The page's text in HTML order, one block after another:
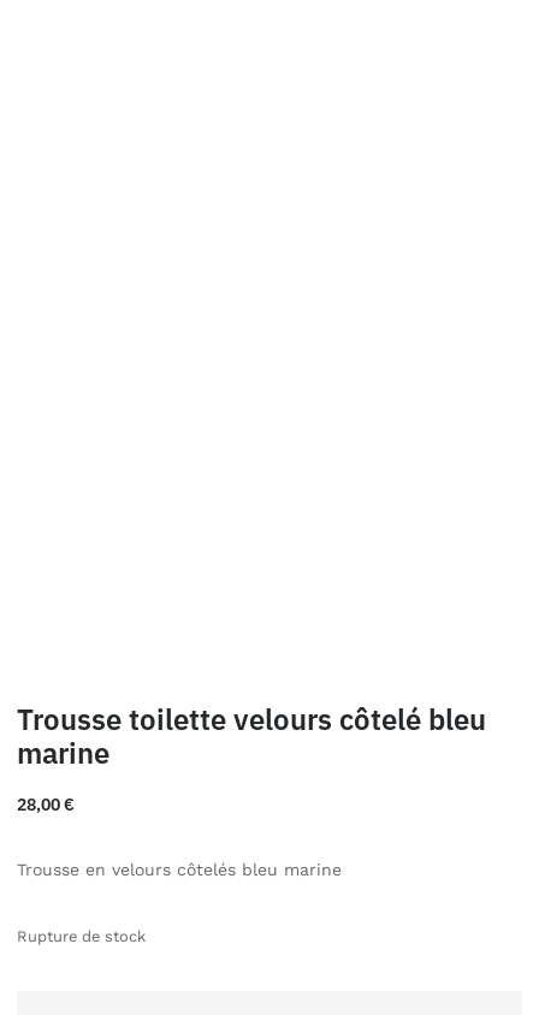
Trousse toilette velours côtelé bleu
marine
28,00€
Trousse en velours côtelés bleu marine
Rupture de stock